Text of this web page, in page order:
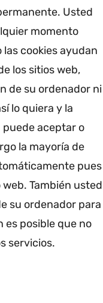
Usted
momento
cookies ayudan
los sitios web,
de su ordenador ni
lo quiera y la
aceptar o
la mayoría de
pues
También usted
su ordenador para
es posible que no
servicios.